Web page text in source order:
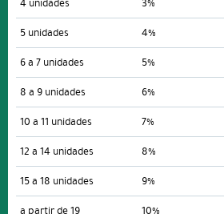
4 unidades
3%
5 unidades
4%
6 a 7 unidades
5%
8 a 9 unidades
6%
10 a 11 unidades
7%
12 a 14 unidades
8%
15 a 18 unidades
9%